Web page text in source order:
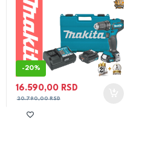
-20%
16.590,00 RSD
20.790,00RSD